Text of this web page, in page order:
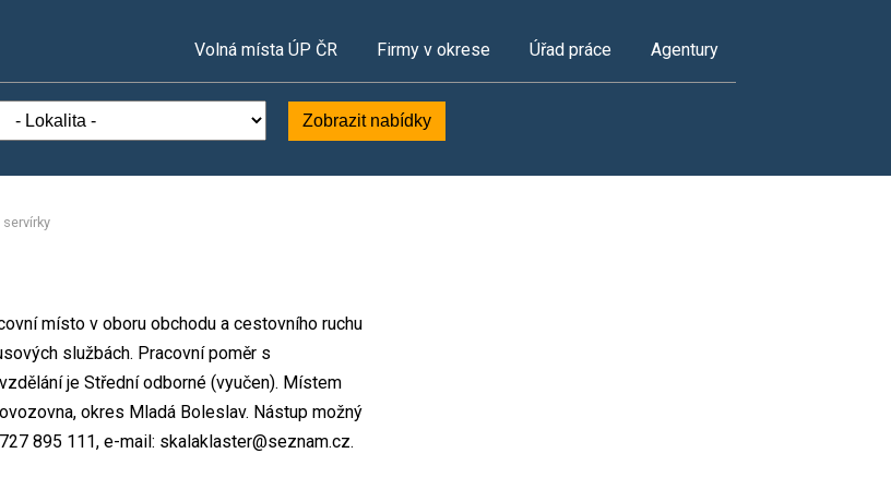
Volná místa ÚP ČR Firmy v okrese Úřad práce Agentury
Zobrazit nabídky
místo v oboru obchodu a cestovního ruchu
službách. Pracovní poměr s
je Střední odborné (vyučen). Místem
okres Mladá Boleslav. Nástup možný
895 111, e-mail: skalaklaster@seznam.cz.